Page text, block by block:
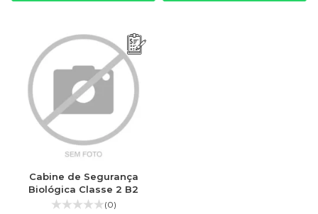
Cabine de Segurança
Biológica Classe 2 B2
(0)